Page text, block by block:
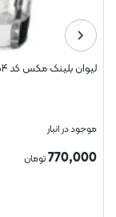
ليوان بلينك مكس مدل
موجود در انبار
1,400,000تومان